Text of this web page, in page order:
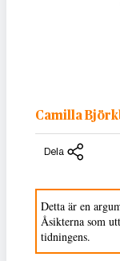
Camilla
Dela
Detta är en
Åsikterna som
tidningens.